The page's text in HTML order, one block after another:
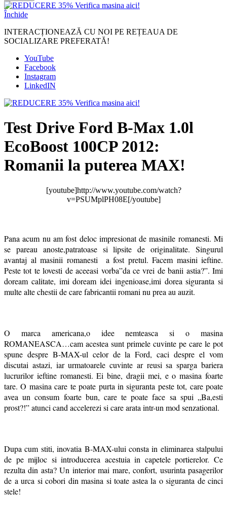
Închide
INTERACȚIONEAZĂ CU NOI PE REȚEAUA DE
SOCIALIZARE PREFERATĂ!
YouTube
Facebook
Instagram
LinkedIN
Test Drive Ford B-Max 1.0l
EcoBoost 100CP 2012:
Romanii la puterea MAX!
[youtube]http://www.youtube.com/watch?
v=PSUMplPH08E[/youtube]
Pana acum nu am fost deloc impresionat de masinile romanesti. Mi
se pareau anoste,patratoase si lipsite de originalitate. Singurul
avantaj al masinii romanesti a fost pretul. Facem masini ieftine.
Peste tot te lovesti de aceeasi vorba”da ce vrei de banii astia?”. Imi
doream calitate, imi doream idei ingenioase,imi dorea siguranta si
multe alte chestii de care fabricantii romani nu prea au auzit.
O marca americana,o idee nemteasca si o masina
ROMANEASCA…cam acestea sunt primele cuvinte pe care le pot
spune despre B-MAX-ul celor de la Ford, caci despre el vom
discutai astazi, iar urmatoarele cuvinte ar reusi sa sparga bariera
lucrurilor ieftine romanesti. Ei bine, dragii mei, e o masina foarte
tare. O masina care te poate purta in siguranta peste tot, care poate
avea un consum foarte bun, care te poate face sa spui „Ba,esti
prost?!” atunci cand accelerezi si care arata intr-un mod senzational.
Dupa cum stiti, inovatia B-MAX-ului consta in eliminarea stalpului
de pe mijloc si introducerea acestuia in capetele portierelor. Ce
rezulta din asta? Un interior mai mare, confort, usurinta pasagerilor
de a urca si cobori din masina si toate astea la o siguranta de cinci
stele!